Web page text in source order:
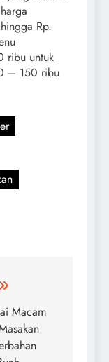
Rp.
ribu untuk
– 150 ribu
Macam